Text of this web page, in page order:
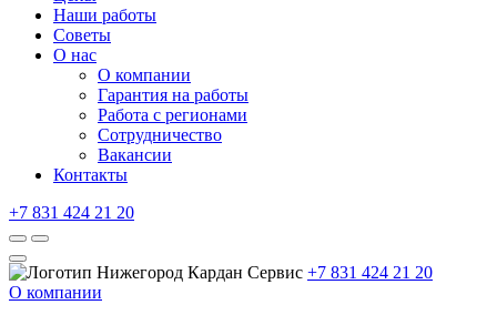
Наши работы
Советы
О нас
О компании
Гарантия на работы
Работа с регионами
Сотрудничество
Вакансии
Контакты
+7 831 424 21 20
+7 831 424 21 20
О компании